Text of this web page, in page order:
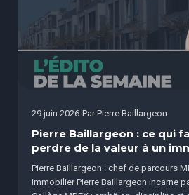
29 juin 2026 Par Pierre Baillargeon
Pierre Baillargeon : ce qui
perdre de la valeur à un
Pierre Baillargeon : chef de parcours
immobilier Pierre Baillargeon incarne